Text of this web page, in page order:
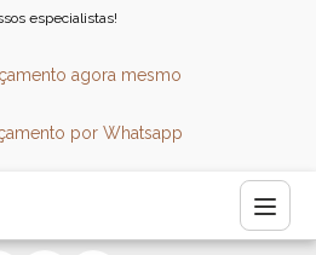
especialistas!
agora mesmo
por Whatsapp